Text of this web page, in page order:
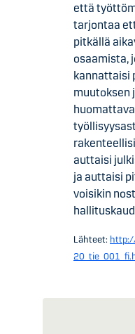
että
tarjontaa
pitkällä
osaamista,
kannattaisi
muutoksen
auttaisi
ja auttaisi
voisikin
Lähteet: